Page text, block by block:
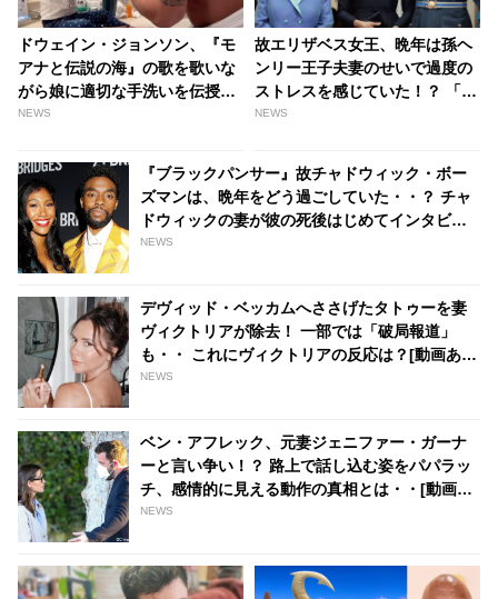
ドウェイン・ジョンソン、『モ
アナと伝説の海』の歌を歌いな
がら娘に適切な手洗いを伝授！
その動画がカワイイと話題に
NEWS
故エリザベス女王、晩年は孫ヘ
ンリー王子夫妻のせいで過度の
ストレスを感じていた！？ 「彼
らは女王をひどく傷つけた」 -
NEWS
『ブラックパンサー』故チャドウィック・ボー
ズマンは、晩年をどう過ごしていた・・？ チャ
ドウィックの妻が彼の死後はじめてインタビュ
ーに登場、最期の日々を語る - tvgroove
NEWS
デヴィッド・ベッカムへささげたタトゥーを妻
ヴィクトリアが除去！ 一部では「破局報道」
も・・ これにヴィクトリアの反応は？[動画あ
り] - tvgroove
NEWS
ベン・アフレック、元妻ジェニファー・ガーナ
ーと言い争い！？ 路上で話し込む姿をパパラッ
チ、感情的に見える動作の真相とは・・[動画あ
り] - tvgroove
NEWS